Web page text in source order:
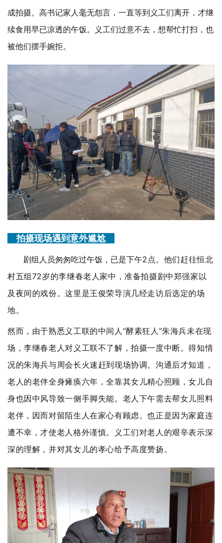
成拍摄。高书记家人毫无怨言，一直等到义工们离开，才继
续食用早已凉透的午饭。义工们过意不去，想帮忙打扫，也
被他们摆手婉拒。
拍摄现场遇到意外尴尬
剧组人员匆匆吃过午饭，已是下午2点。他们赶往恒北
村五组72岁的李继春老人家中，准备拍摄剧中郑强家以
及夜间的戏份。这里是王俊荣导演几经走访后选定的场
地。
然而，由于熟悉义工联的中间人“酵素狂人”朱海兵未在现
场，李继春老人对义工联不了解，拍摄一度中断。得知情
况的朱海兵与周会长火速赶到现场协调。沟通后才知道，
老人的老伴全身瘫痪六年，全靠其女儿精心照顾，女儿自
身也因中风导致一侧手脚失能。老人下午需去帮女儿照料
老伴，因而对留陌生人在家心有顾虑。也正是因为家庭连
遭不幸，才使老人格外谨慎。义工们对老人的艰辛表示深
深的理解，并对其女儿的孝心给予高度赞扬。